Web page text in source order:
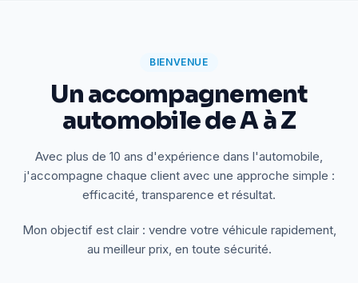
BIENVENUE
Un accompagnement
automobile de A à Z
Avec plus de 10 ans d'expérience dans l'automobile,
j'accompagne chaque client avec une approche simple :
efficacité, transparence et résultat.
Mon objectif est clair : vendre votre véhicule rapidement,
au meilleur prix, en toute sécurité.